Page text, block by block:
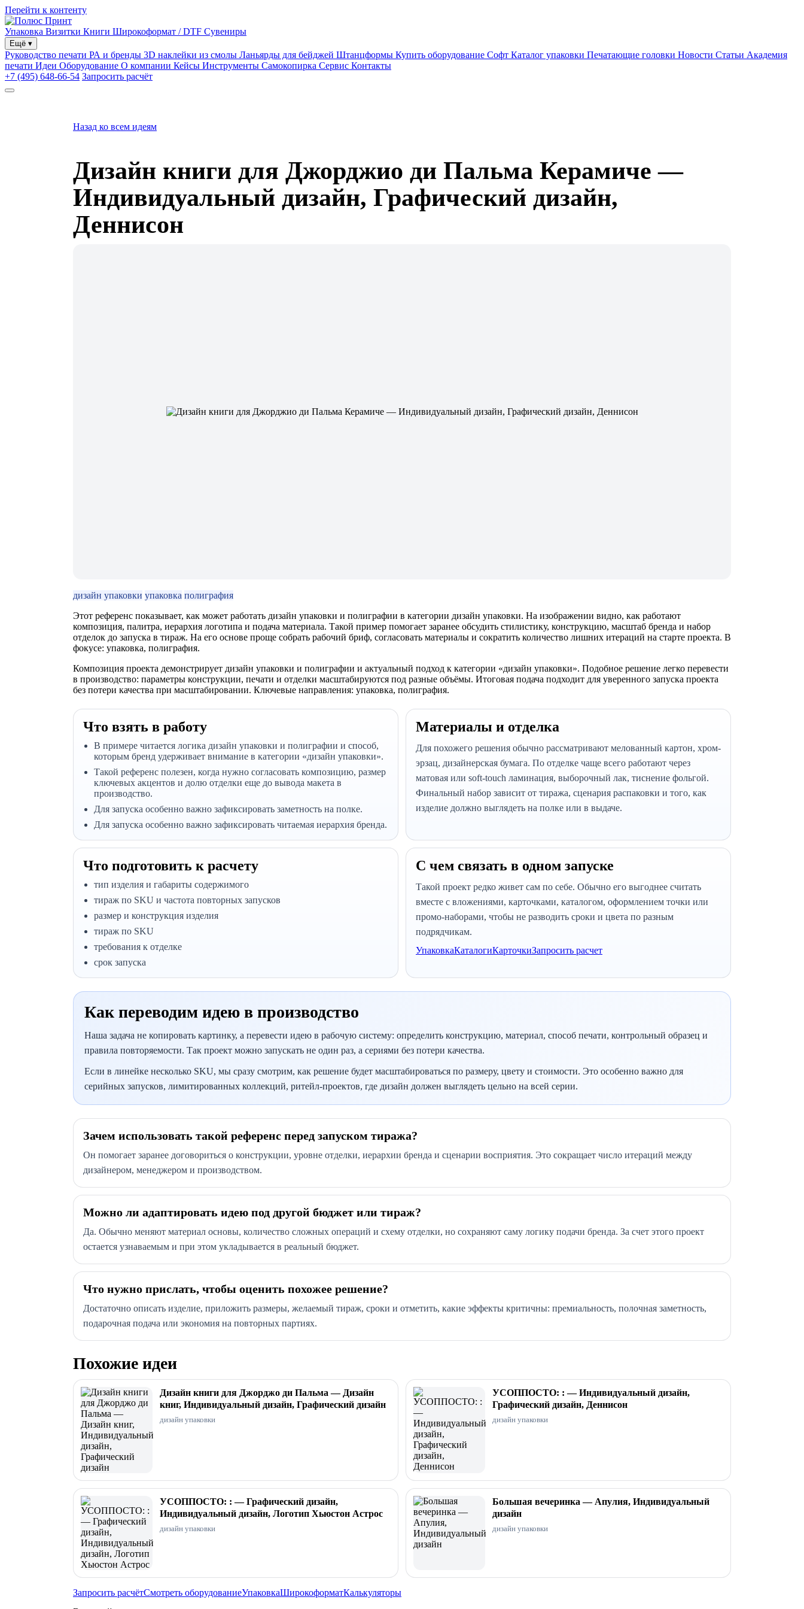
Перейти к контенту
Упаковка Визитки Книги Широкоформат / DTF Сувениры
Ещё ▾
Руководство печати РА и бренды 3D наклейки из смолы Ланьярды для бейджей Штанцформы Купить оборудование Софт Каталог упаковки Печатающие головки Новости Статьи Академия
печати Идеи Оборудование О компании Кейсы Инструменты Самокопирка Сервис Контакты
+7 (495) 648-66-54 Запросить расчёт
Назад ко всем идеям
Дизайн книги для Джорджио ди Пальма Керамиче —
Индивидуальный дизайн, Графический дизайн,
Деннисон
дизайн упаковки упаковка полиграфия
Этот референс показывает, как может работать дизайн упаковки и полиграфии в категории дизайн упаковки. На изображении видно, как работают
композиция, палитра, иерархия логотипа и подача материала. Такой пример помогает заранее обсудить стилистику, конструкцию, масштаб бренда и набор
отделок до запуска в тираж. На его основе проще собрать рабочий бриф, согласовать материалы и сократить количество лишних итераций на старте проекта. В
фокусе: упаковка, полиграфия.
Композиция проекта демонстрирует дизайн упаковки и полиграфии и актуальный подход к категории «дизайн упаковки». Подобное решение легко перевести
в производство: параметры конструкции, печати и отделки масштабируются под разные объёмы. Итоговая подача подходит для уверенного запуска проекта
без потери качества при масштабировании. Ключевые направления: упаковка, полиграфия.
Что взять в работу
В примере читается логика дизайн упаковки и полиграфии и способ,
которым бренд удерживает внимание в категории «дизайн упаковки».
Такой референс полезен, когда нужно согласовать композицию, размер
ключевых акцентов и долю отделки еще до вывода макета в
производство.
Для запуска особенно важно зафиксировать заметность на полке.
Для запуска особенно важно зафиксировать читаемая иерархия бренда.
Материалы и отделка
Для похожего решения обычно рассматривают мелованный картон, хром-
эрзац, дизайнерская бумага. По отделке чаще всего работают через
матовая или soft-touch ламинация, выборочный лак, тиснение фольгой.
Финальный набор зависит от тиража, сценария распаковки и того, как
изделие должно выглядеть на полке или в выдаче.
Что подготовить к расчету
тип изделия и габариты содержимого
тираж по SKU и частота повторных запусков
размер и конструкция изделия
тираж по SKU
требования к отделке
срок запуска
С чем связать в одном запуске
Такой проект редко живет сам по себе. Обычно его выгоднее считать
вместе с вложениями, карточками, каталогом, оформлением точки или
промо-наборами, чтобы не разводить сроки и цвета по разным
подрядчикам.
УпаковкаКаталогиКарточкиЗапросить расчет
Как переводим идею в производство
Наша задача не копировать картинку, а перевести идею в рабочую систему: определить конструкцию, материал, способ печати, контрольный образец и
правила повторяемости. Так проект можно запускать не один раз, а сериями без потери качества.
Если в линейке несколько SKU, мы сразу смотрим, как решение будет масштабироваться по размеру, цвету и стоимости. Это особенно важно для
серийных запусков, лимитированных коллекций, ритейл-проектов, где дизайн должен выглядеть цельно на всей серии.
Зачем использовать такой референс перед запуском тиража?
Он помогает заранее договориться о конструкции, уровне отделки, иерархии бренда и сценарии восприятия. Это сокращает число итераций между
дизайнером, менеджером и производством.
Можно ли адаптировать идею под другой бюджет или тираж?
Да. Обычно меняют материал основы, количество сложных операций и схему отделки, но сохраняют саму логику подачи бренда. За счет этого проект
остается узнаваемым и при этом укладывается в реальный бюджет.
Что нужно прислать, чтобы оценить похожее решение?
Достаточно описать изделие, приложить размеры, желаемый тираж, сроки и отметить, какие эффекты критичны: премиальность, полочная заметность,
подарочная подача или экономия на повторных партиях.
Похожие идеи
Дизайн книги для Джорджо ди Пальма — Дизайн
книг, Индивидуальный дизайн, Графический дизайн
дизайн упаковки
УСОППОСТО: : — Индивидуальный дизайн,
Графический дизайн, Деннисон
дизайн упаковки
УСОППОСТО: : — Графический дизайн,
Индивидуальный дизайн, Логотип Хьюстон Астрос
дизайн упаковки
Большая вечеринка — Апулия, Индивидуальный
дизайн
дизайн упаковки
Запросить расчётСмотреть оборудованиеУпаковкаШирокоформатКалькуляторы